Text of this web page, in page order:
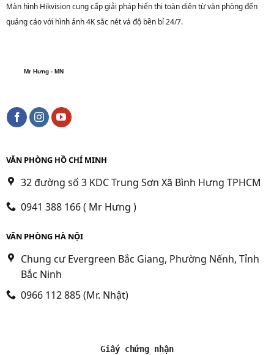
Màn hình Hikvision cung cấp giải pháp hiển thị toàn diện từ văn phòng đến
quảng cáo với hình ảnh 4K sắc nét và độ bền bỉ 24/7.
Mr Hưng - MN
VĂN PHÒNG HỒ CHÍ MINH
32 đường số 3 KDC Trung Sơn Xã Bình Hưng TPHCM
0941 388 166 ( Mr Hưng )
VĂN PHÒNG HÀ NỘI
Chung cư Evergreen Bắc Giang, Phường Nếnh, Tỉnh
Bắc Ninh
0966 112 885 (Mr. Nhật)
Giấy chứng nhận